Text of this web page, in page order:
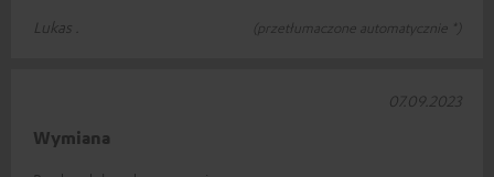
Lukas .
(przetłumaczone automatycznie *)
Wymiana
07.09.2023